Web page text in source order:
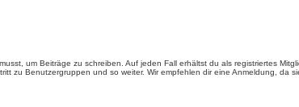
um Beiträge zu schreiben. Auf jeden Fall erhältst du als registriertes
zu Benutzergruppen und so weiter. Wir empfehlen dir eine Anmeldung, da